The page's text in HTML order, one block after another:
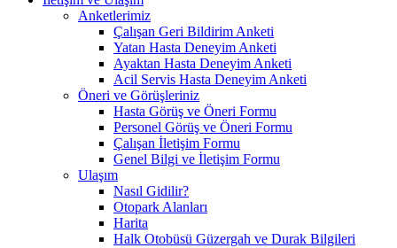
Anketlerimiz
Çalışan Geri Bildirim Anketi
Yatan Hasta Deneyim Anketi
Ayaktan Hasta Deneyim Anketi
Acil Servis Hasta Deneyim Anketi
Öneri ve Görüşleriniz
Hasta Görüş ve Öneri Formu
Personel Görüş ve Öneri Formu
Çalışan İletişim Formu
Genel Bilgi ve İletişim Formu
Ulaşım
Nasıl Gidilir?
Otopark Alanları
Harita
Halk Otobüsü Güzergah ve Durak Bilgileri